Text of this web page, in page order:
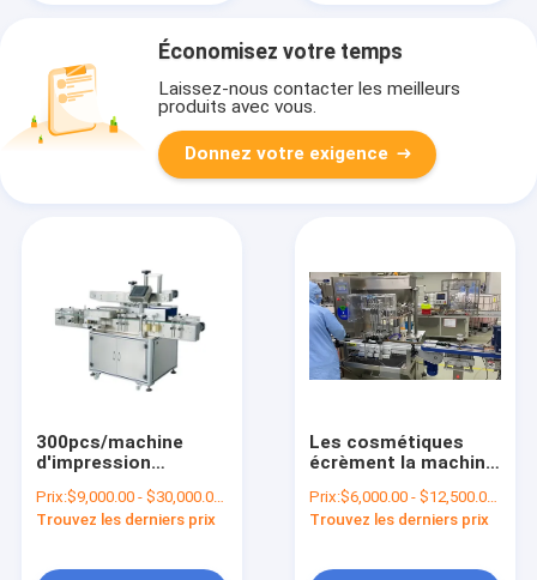
Économisez votre temps
Laissez-nous contacter les meilleurs
produits avec vous.
Donnez votre exigence
300pcs/machine
d'impression
bouteille d'ANIMAL
FAMILIER
Prix:$9,000.00 - $30,000.00/Sets
Trouvez les derniers prix
Les cosmétiques
écrèment la machine
bouteilles
automatique de
Prix:$6,000.00 - $12,500.00/Sets
Trouvez les derniers prix